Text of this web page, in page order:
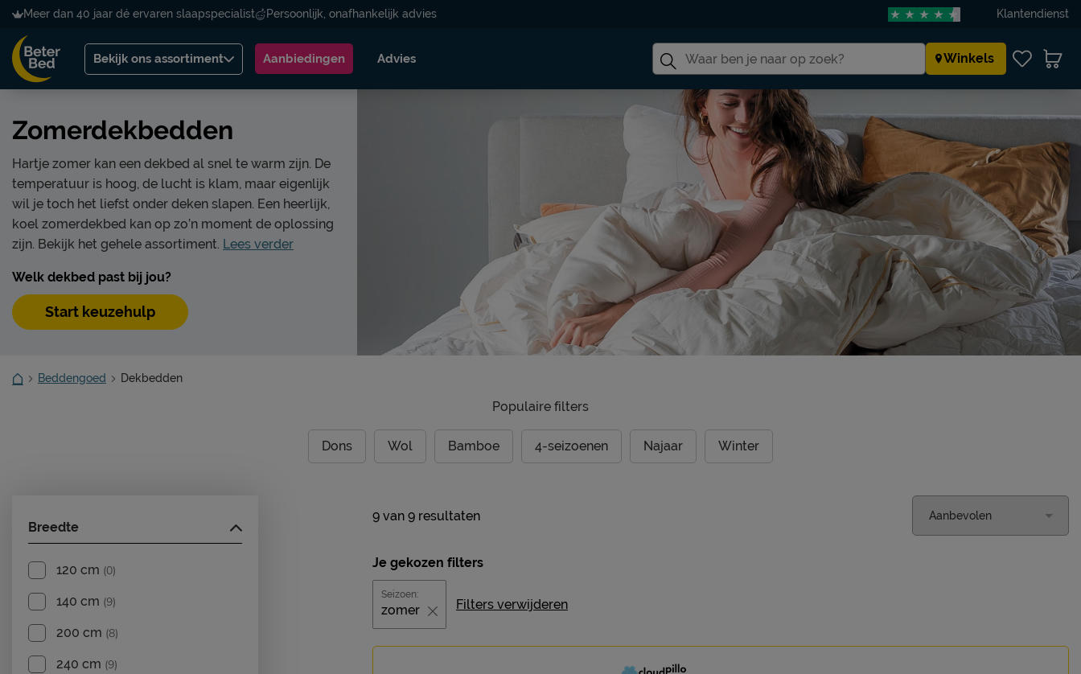
Meer dan 40 jaar dé ervaren slaapspecialist Persoonlijk, onafhankelijk advies Klantendienst
Bekijk ons assortiment Aanbiedingen Advies Winkels
Zomerdekbedden
Hartje zomer kan een dekbed al snel te warm zijn. De
temperatuur is hoog, de lucht is klam, maar eigenlijk
wil je toch het liefst onder deken slapen. Een heerlijk,
koel zomerdekbed kan op zo’n moment de oplossing
zijn. Bekijk het gehele assortiment. Lees verder
Welk dekbed past bij jou?
Start keuzehulp
Beddengoed Dekbedden
Populaire filters
Dons Wol Bamboe 4-seizoenen Najaar Winter
Breedte
120 cm (0)
140 cm (9)
200 cm (8)
240 cm (9)
9 van 9 resultaten
Je gekozen filters
Filters verwijderen
Seizoen:
zomer